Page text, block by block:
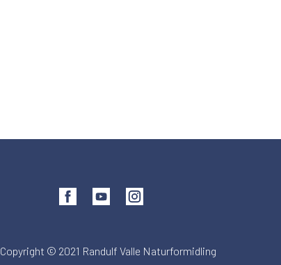
Copyright © 2021 Randulf Valle Naturformidling